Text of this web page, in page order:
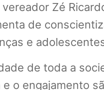
Zé
de
e
de toda a
o engajamento